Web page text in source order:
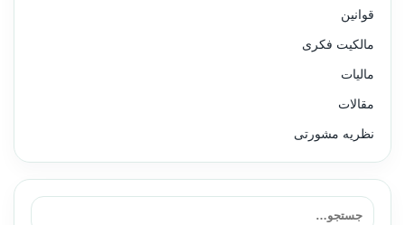
قوانین
مالکیت فکری
مالیات
مقالات
نظریه مشورتی
جستجو برای: